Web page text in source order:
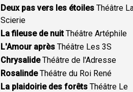
Deux pas vers les étoiles Théâtre
Scierie
La fileuse de nuitThéâtre Artéphile
L'Amour après Théâtre Les 3S
ChrysalideThéâtre de l'Adresse
RosalindeThéâtre du Roi René
La plaidoirie des forêts Théâtre Le